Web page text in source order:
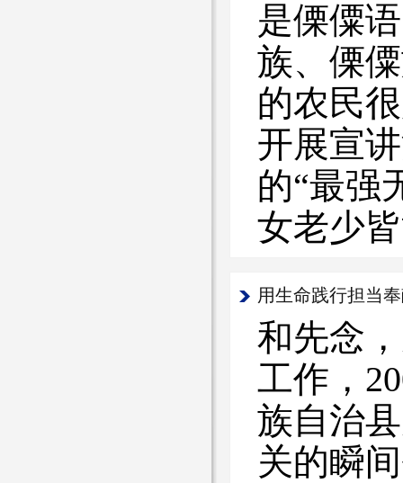
是傈僳
族、傈
的农民
开展宣
的“最强
女老少
用生命践行担当
和先念
工作，
族自治
关的瞬